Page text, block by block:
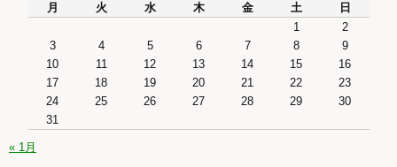
月
火 水 木 金 土
日
1
2
3
4 5 6 7 8
9
10
11 12 13 14 15
16
17
18 19 20 21 22
23
24
25 26 27 28 29
30
31
« 1月